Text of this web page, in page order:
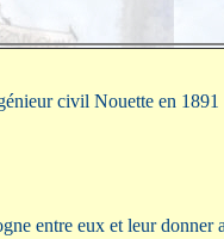
civil Nouette en 1891
entre eux et leur donner